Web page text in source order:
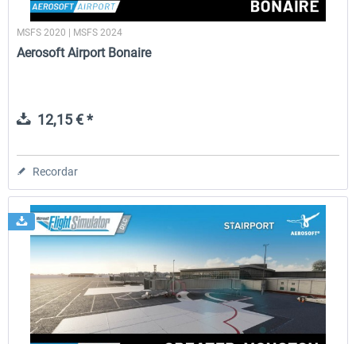
MSFS 2020 | MSFS 2024
Aerosoft Airport Bonaire
12,15 € *
Recordar